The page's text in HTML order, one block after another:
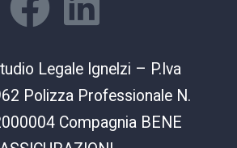
Legale Ignelzi – P.Iva
Polizza Professionale N.
Compagnia BENE